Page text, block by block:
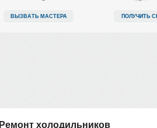
ВЫЗВАТЬ МАСТЕРА ПОЛУЧИТЬ
Ремонт холодильников